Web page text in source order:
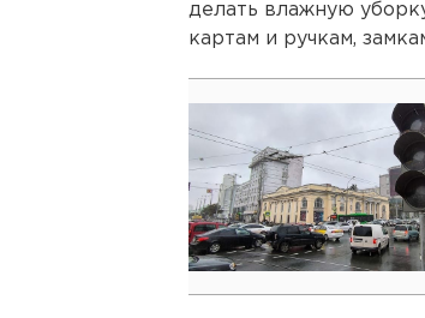
делать влажную
картам и ручкам,